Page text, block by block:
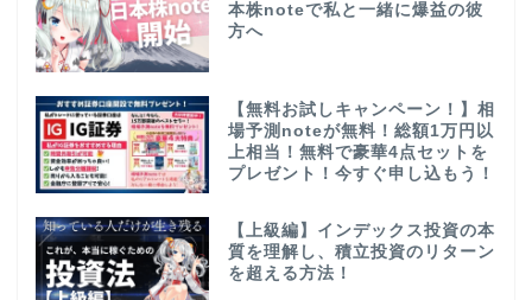
本株noteで私と一緒に爆益の彼
方へ
【無料お試しキャンペーン！】相
場予測noteが無料！総額1万円以
上相当！無料で豪華4点セットを
プレゼント！今すぐ申し込もう！
【上級編】インデックス投資の本
質を理解し、積立投資のリターン
を超える方法！